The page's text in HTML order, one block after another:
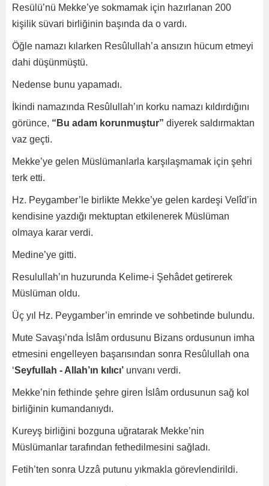
Resülü’nü Mekke’ye sokmamak için hazırlanan 200
kişilik süvari birliğinin başında da o vardı.
Öğle namazı kılarken Resûlullah’a ansızın hücum etmeyi
dahi düşünmüştü.
Nedense bunu yapamadı.
İkindi namazında Resûlullah’ın korku namazı kıldırdığını
görünce, “Bu adam korunmuştur” diyerek saldırmaktan
vaz geçti.
Mekke’ye gelen Müslümanlarla karşılaşmamak için şehri
terk etti.
Hz. Peygamber’le birlikte Mekke’ye gelen kardeşi Velîd’in
kendisine yazdığı mektuptan etkilenerek Müslüman
olmaya karar verdi.
Medine’ye gitti.
Resulullah’ın huzurunda Kelime-i Şehâdet getirerek
Müslüman oldu.
Üç yıl Hz. Peygamber’in emrinde ve sohbetinde bulundu.
Mute Savaşı’nda İslâm ordusunu Bizans ordusunun imha
etmesini engelleyen başarısından sonra Resûlullah ona
‘Seyfullah - Allah’ın kılıcı’ unvanı verdi.
Mekke’nin fethinde şehre giren İslâm ordusunun sağ kol
birliğinin kumandanıydı.
Kureyş birliğini bozguna uğratarak Mekke’nin
Müslümanlar tarafından fethedilmesini sağladı.
Fetih’ten sonra Uzzâ putunu yıkmakla görevlendirildi.